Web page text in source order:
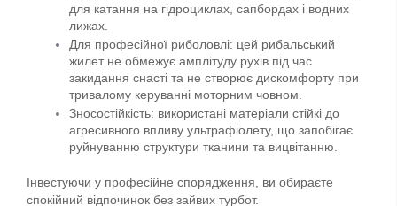
для катання на гідроциклах, сапбордах і водних
лижах.
Для професійної риболовлі: цей рибальський
жилет не обмежує амплітуду рухів під час
закидання снасті та не створює дискомфорту при
тривалому керуванні моторним човном.
Зносостійкість: використані матеріали стійкі до
агресивного впливу ультрафіолету, що запобігає
руйнуванню структури тканини та вицвітанню.
Інвестуючи у професійне спорядження, ви обираєте
спокійний відпочинок без зайвих турбот.